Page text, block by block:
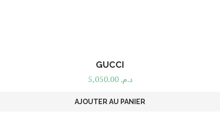
GUCCI
د.م. 5,050.00
AJOUTER AU PANIER